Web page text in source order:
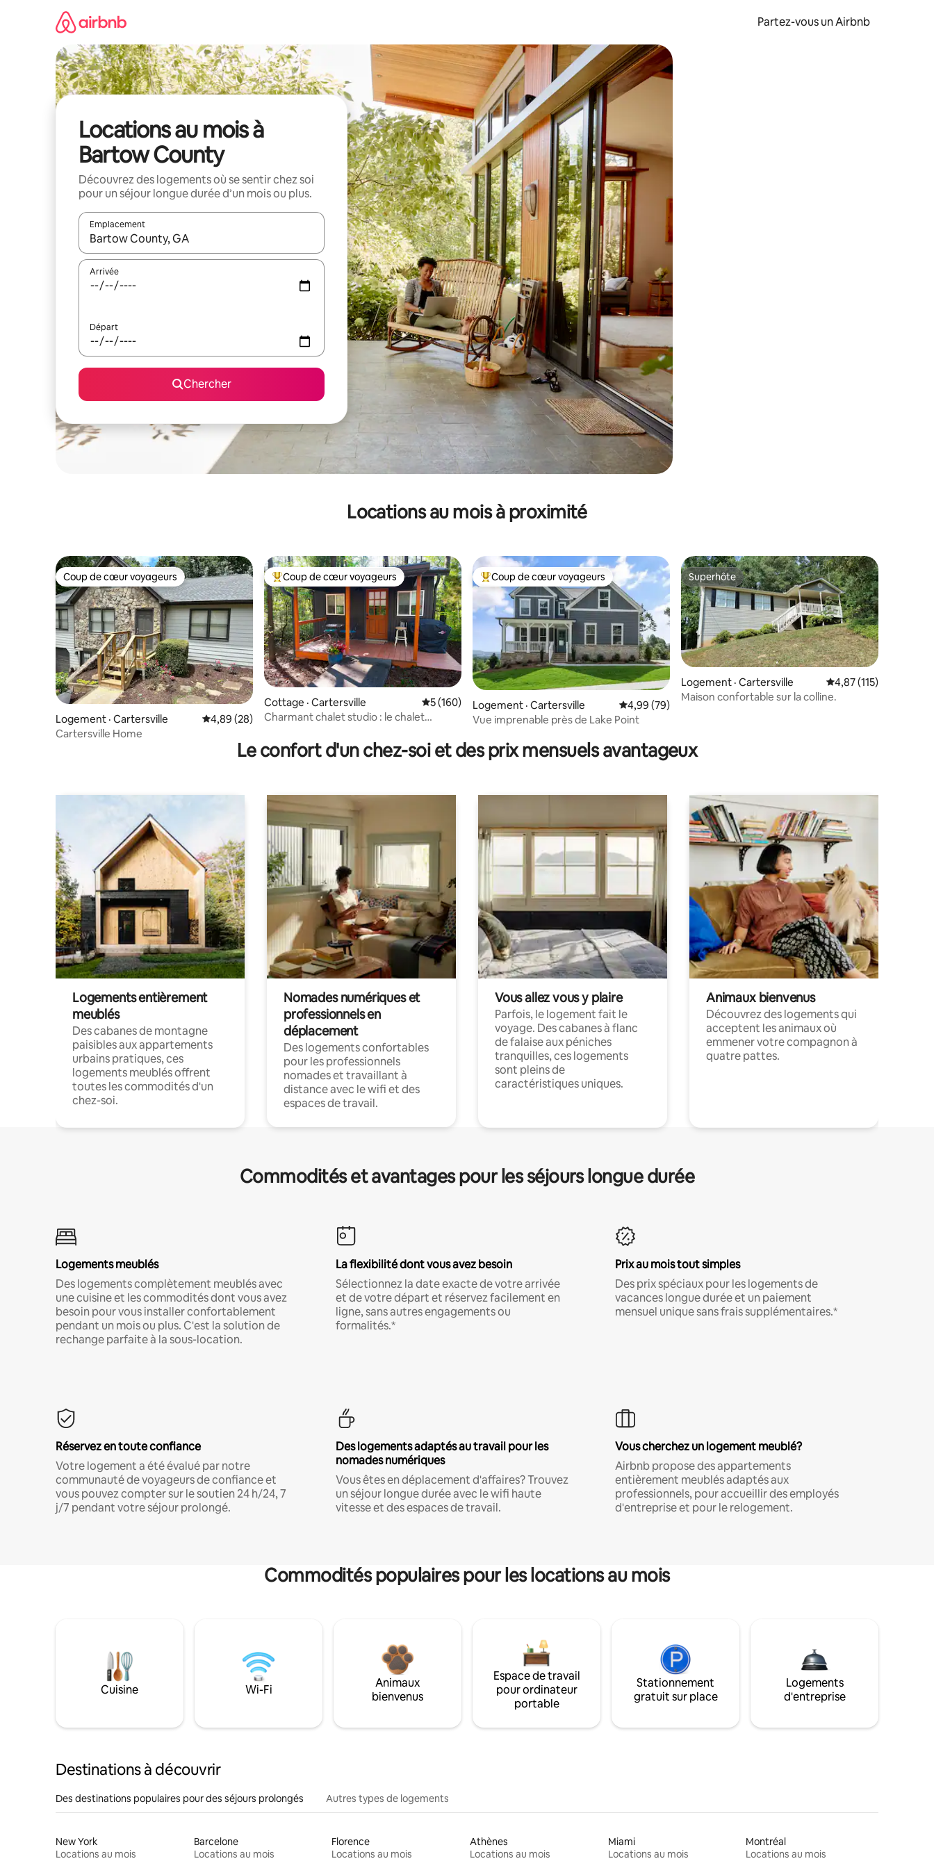
Partez-vous un Airbnb
Locations au mois à
Bartow County
Découvrez des logements où se sentir chez soi
pour un séjour longue durée d’un mois ou plus.
Emplacement
Quand les résultats sont affichés, parcourez-les en utilisant les flèches vers le haut et vers le bas, ou en appuyant dessus et en les faisant glisser.
Arrivée
Départ
Chercher
Locations au mois à proximité
Coup de cœur voyageurs
Coup de cœur voyageurs
Logement · Cartersville Note moyenne de 4,89 sur 5, 28 commentaires
4,89 (28)
Cartersville Home
Coup de cœur voyageurs parmi les plus aimés
Coup de cœur voyageurs
Cottage · Cartersville Note moyenne de 5 sur 5, 160 commentaires
5 (160)
Charmant chalet studio : le chalet
Coup de cœur voyageurs parmi les plus aimés
Coup de cœur voyageurs
Logement · Cartersville Note moyenne de 4,99 sur 5, 79 commentaires
4,99 (79)
Vue imprenable près de Lake Point
Superhôte
Superhôte
Logement · Cartersville Note moyenne de
4,87 (115)
Maison confortable sur la colline.
Le confort d'un chez-soi et des prix mensuels avantageux
Logements entièrement
meublés
Des cabanes de montagne
paisibles aux appartements
urbains pratiques, ces
logements meublés offrent
toutes les commodités d'un
chez-soi.
Nomades numériques et
professionnels en
déplacement
Des logements confortables
pour les professionnels
nomades et travaillant à
distance avec le wifi et des
espaces de travail.
Vous allez vous y plaire
Parfois, le logement fait le
voyage. Des cabanes à flanc
de falaise aux péniches
tranquilles, ces logements
sont pleins de
caractéristiques uniques.
Animaux bienvenus
Découvrez des logements qui
acceptent les animaux où
emmener votre compagnon à
quatre pattes.
Commodités et avantages pour les séjours longue durée
Logements meublés
Des logements complètement meublés avec
une cuisine et les commodités dont vous avez
besoin pour vous installer confortablement
pendant un mois ou plus. C'est la solution de
rechange parfaite à la sous-location.
La flexibilité dont vous avez besoin
Sélectionnez la date exacte de votre arrivée
et de votre départ et réservez facilement en
ligne, sans autres engagements ou
formalités.*
Prix au mois tout simples
Des prix spéciaux pour les logements de
vacances longue durée et un paiement
mensuel unique sans frais supplémentaires.*
Réservez en toute confiance
Votre logement a été évalué par notre
communauté de voyageurs de confiance et
vous pouvez compter sur le soutien 24 h/24, 7
j/7 pendant votre séjour prolongé.
Des logements adaptés au travail pour les
nomades numériques
Vous êtes en déplacement d'affaires? Trouvez
un séjour longue durée avec le wifi haute
vitesse et des espaces de travail.
Vous cherchez un logement meublé?
Airbnb propose des appartements
entièrement meublés adaptés aux
professionnels, pour accueillir des employés
d'entreprise et pour le relogement.
Commodités populaires pour les locations au mois
Cuisine Wi-Fi
Animaux
bienvenus
Espace de travail
pour ordinateur
portable
Stationnement
gratuit sur place
Logements
d'entreprise
Destinations à découvrir
Des destinations populaires pour des séjours prolongés Autres types de logements
New York
Locations au mois
Barcelone
Locations au mois
Florence
Locations au mois
Athènes
Locations au mois
Miami
Locations au mois
Montréal
Locations au mois